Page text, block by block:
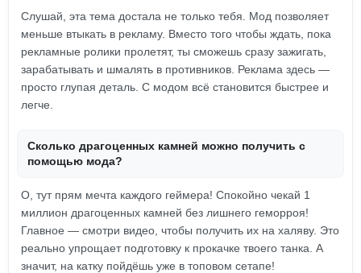
Слушай, эта тема достала не только тебя. Мод позволяет
меньше втыкать в рекламу. Вместо того чтобы ждать, пока
рекламные ролики пролетят, ты сможешь сразу зажигать,
зарабатывать и шмалять в противников. Реклама здесь —
просто глупая деталь. С модом всё становится быстрее и
легче.
Сколько драгоценных камней можно получить с
помощью мода?
О, тут прям мечта каждого геймера! Спокойно чекай 1
миллион драгоценных камней без лишнего геморроя!
Главное — смотри видео, чтобы получить их на халяву. Это
реально упрощает подготовку к прокачке твоего танка. А
значит, на катку пойдёшь уже в топовом сетапе!